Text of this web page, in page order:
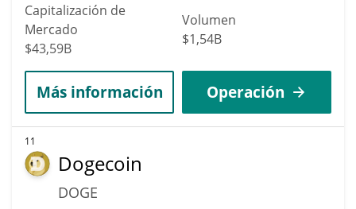
Capitalización de
Mercado
$43,59B
Volumen
$1,54B
Más información Operación
11
Dogecoin
DOGE